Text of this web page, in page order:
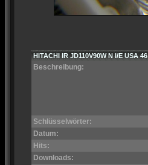
HITACHI IR JD110V90W N I/E USA 46
Beschreibung:
Schlüsselwörter:
Datum:
Hits:
Downloads: